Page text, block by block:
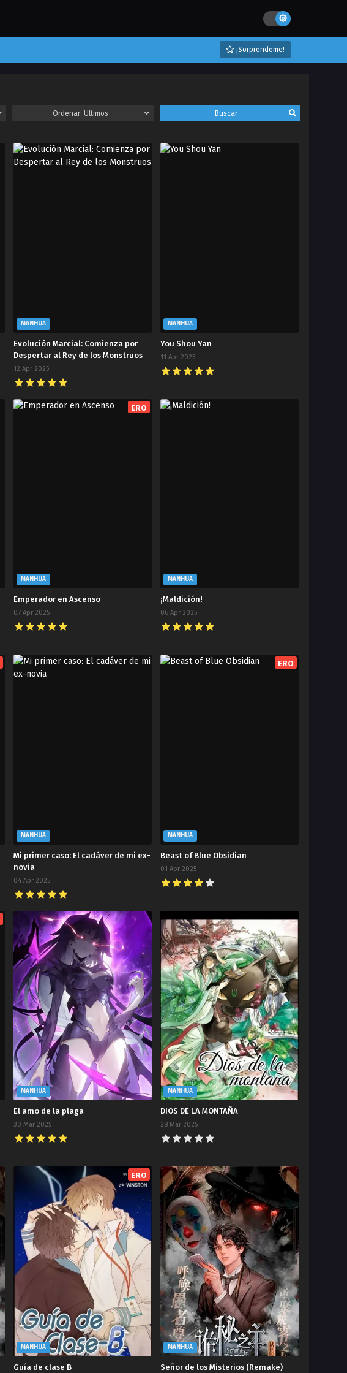
¡Sorprendeme!
Ordenar: Ultimos Buscar
MANHUA
Evolución Marcial: Comienza por
Despertar al Rey de los Monstruos
12 Apr 2025
MANHUA
You Shou Yan
11 Apr 2025
ERO
MANHUA
Emperador en Ascenso
07 Apr 2025
MANHUA
¡Maldición!
06 Apr 2025
MANHUA
Mi primer caso: El cadáver de mi ex-
novia
04 Apr 2025
ERO
MANHUA
Beast of Blue Obsidian
01 Apr 2025
MANHUA
El amo de la plaga
30 Mar 2025
MANHUA
DIOS DE LA MONTAÑA
28 Mar 2025
ERO
MANHUA
Guía de clase B
MANHUA
Señor de los Misterios (Remake)